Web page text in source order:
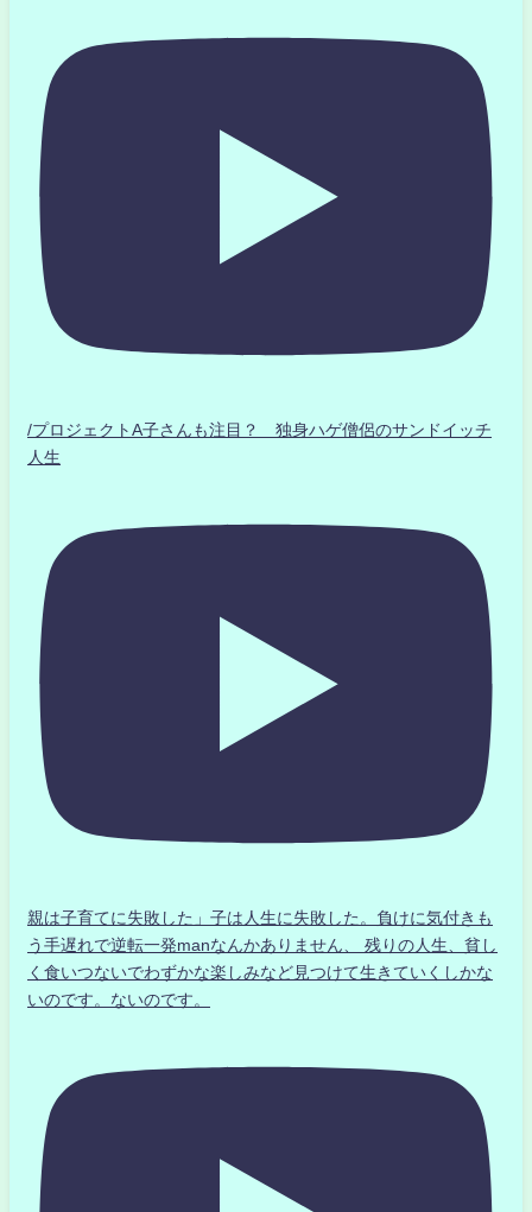
/プロジェクトA子さんも注目？ 独身ハゲ僧侶のサンドイッチ
人生
親は子育てに失敗した」子は人生に失敗した。負けに気付きも
う手遅れで逆転一発manなんかありません、 残りの人生、貧し
く食いつないでわずかな楽しみなど見つけて生きていくしかな
いのです。ないのです。